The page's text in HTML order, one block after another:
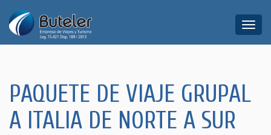
Toggle
PAQUETE DE VIAJE GRUPAL
A ITALIA DE NORTE A SUR